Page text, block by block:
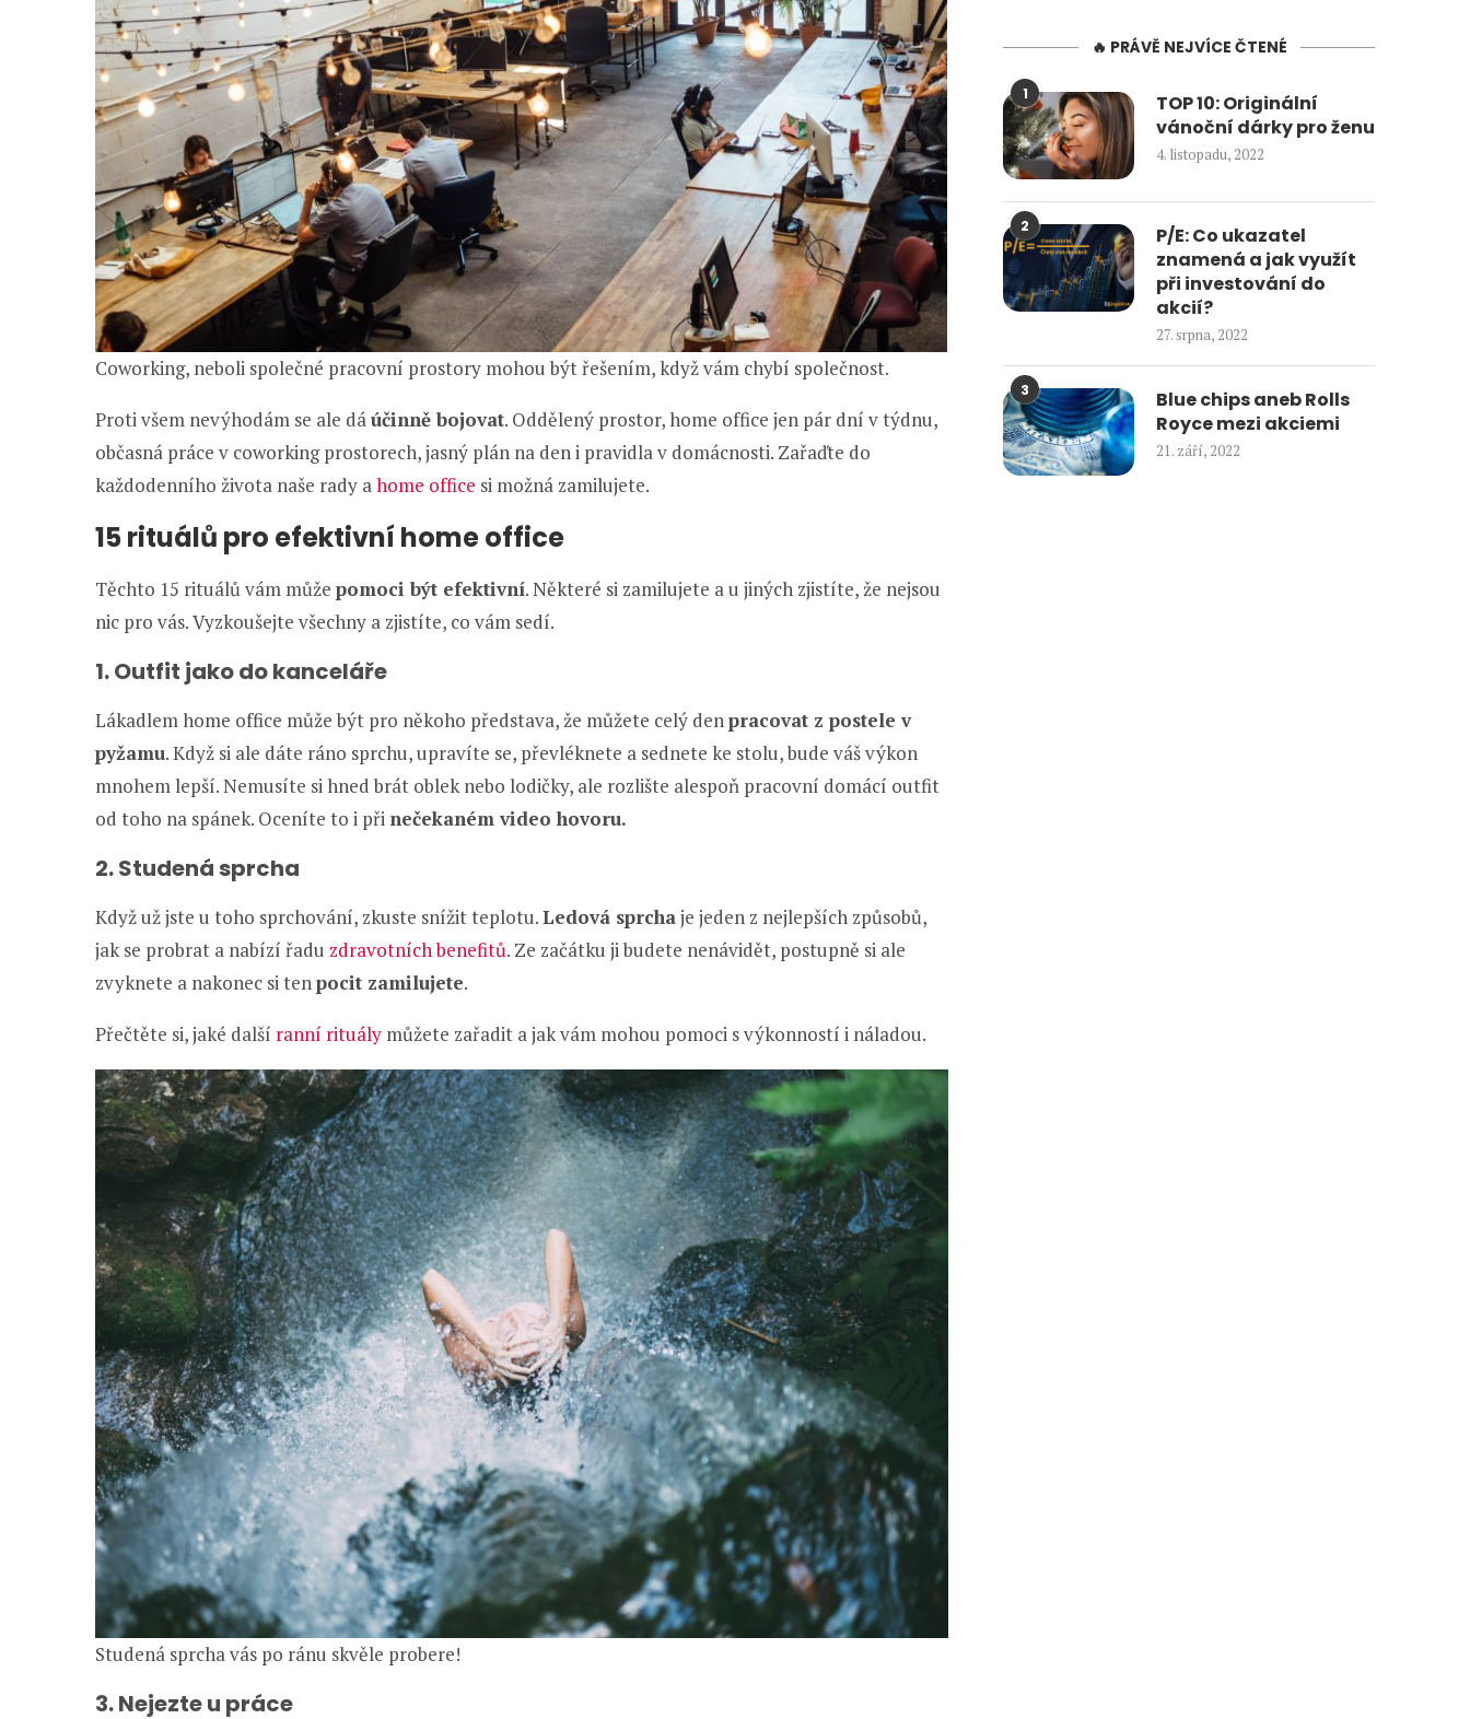
Coworking, neboli společné pracovní prostory mohou být řešením, když vám chybí společnost.
Proti všem nevýhodám se ale dáúčinně bojovat. Oddělený prostor, home office jen pár dní v týdnu,
občasná práce v coworking prostorech, jasný plán na den i pravidla v domácnosti. Zařaďte do
každodenního života naše rady ahome office si možná zamilujete.
15 rituálů pro efektivní home office
Těchto 15 rituálů vám může pomoci být efektivní. Některé si zamilujete a u jiných zjistíte, že nejsou
nic pro vás. Vyzkoušejte všechny a zjistíte, co vám sedí.
1. Outfit jako do kanceláře
Lákadlem home office může být pro někoho představa, že můžete celý denpracovat z postele v
pyžamu. Když si ale dáte ráno sprchu, upravíte se, převléknete a sednete ke stolu, bude váš výkon
mnohem lepší. Nemusíte si hned brát oblek nebo lodičky, ale rozlište alespoň pracovní domácí outfit
od toho na spánek. Oceníte to i při nečekaném video hovoru.
2. Studená sprcha
Když už jste u toho sprchování, zkuste snížit teplotu.Ledová sprchaje jeden z nejlepších způsobů,
jak se probrat a nabízí řadu zdravotních benefitů. Ze začátku ji budete nenávidět, postupně si ale
zvyknete a nakonec si tenpocit zamilujete.
Přečtěte si, jaké další ranní rituály můžete zařadit a jak vám mohou pomoci s výkonností i náladou.
Studená sprcha vás po ránu skvěle probere!
3. Nejezte u práce
🔥 PRÁVĚ NEJVÍCE ČTENÉ
1
TOP 10: Originální
vánoční dárky pro ženu
4. listopadu, 2022
2
P/E: Co ukazatel
znamená a jak využít
při investování do
akcií?
27. srpna, 2022
3
Blue chips aneb Rolls
Royce mezi akciemi
21. září, 2022